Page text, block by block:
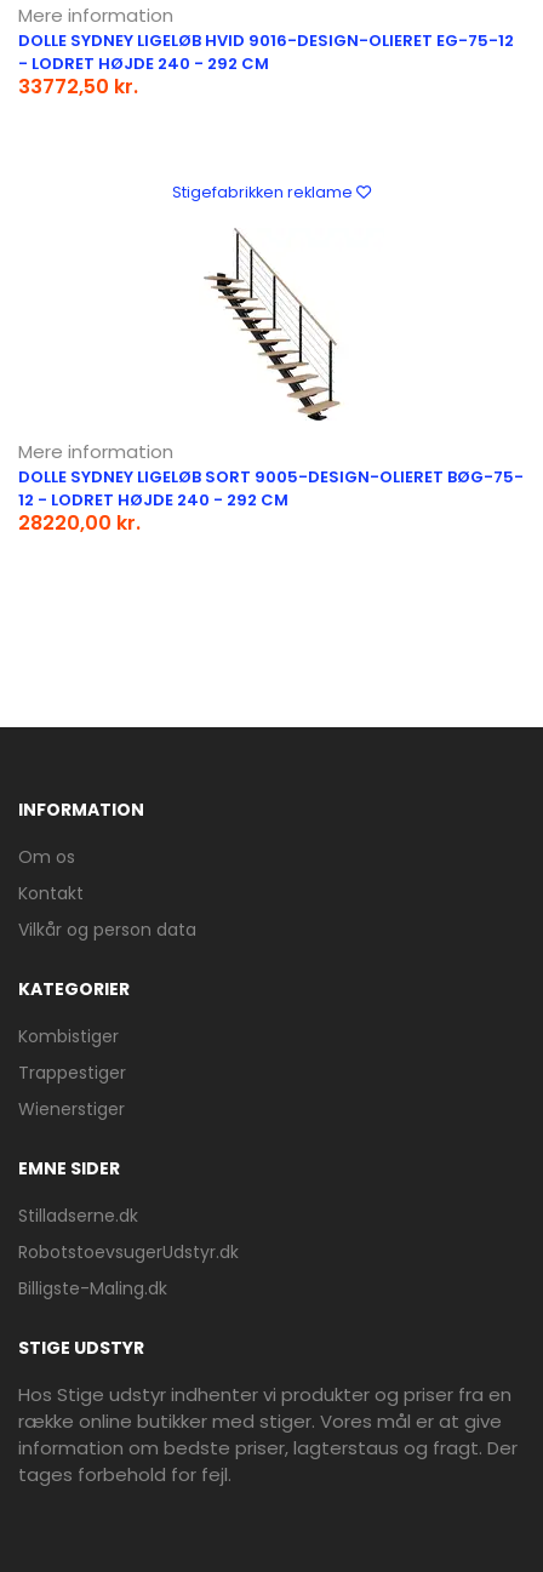
Mere information
DOLLE SYDNEY LIGELØB HVID 9016-DESIGN-OLIERET EG-75-12
- LODRET HØJDE 240 - 292 CM
33772,50 kr.
Stigefabrikken reklame
Mere information
DOLLE SYDNEY LIGELØB SORT 9005-DESIGN-OLIERET BØG-75-
12 - LODRET HØJDE 240 - 292 CM
28220,00 kr.
INFORMATION
Om os
Kontakt
Vilkår og person data
KATEGORIER
Kombistiger
Trappestiger
Wienerstiger
EMNE SIDER
Stilladserne.dk
RobotstoevsugerUdstyr.dk
Billigste-Maling.dk
STIGE UDSTYR
Hos Stige udstyr indhenter vi produkter og priser fra en
række online butikker med stiger. Vores mål er at give
information om bedste priser, lagterstaus og fragt. Der
tages forbehold for fejl.